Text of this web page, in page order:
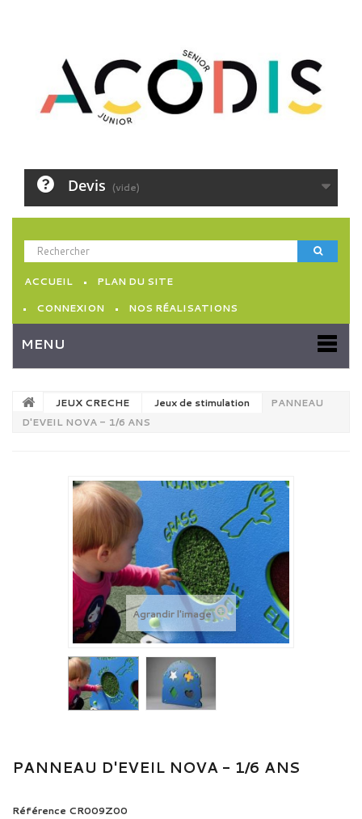
Devis (vide)
ACCUEIL
PLAN DU SITE
CONNEXION
NOS RÉALISATIONS
MENU
JEUX CRECHE Jeux de stimulation
PANNEAU
D'EVEIL NOVA - 1/6 ANS
Agrandir l'image
PANNEAU D'EVEIL NOVA - 1/6 ANS
Référence CR009Z00